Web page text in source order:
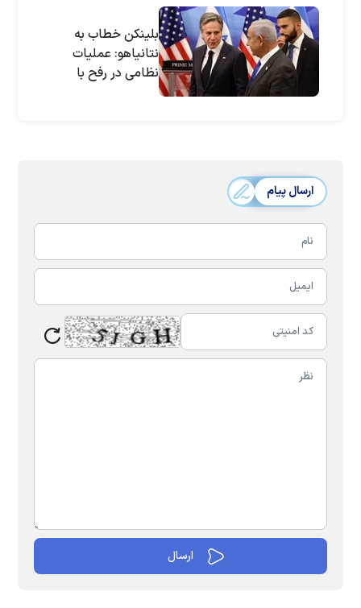
بلینکن خطاب به
نتانیاهو: عملیات
نظامی در رفح با
ارسال پیام